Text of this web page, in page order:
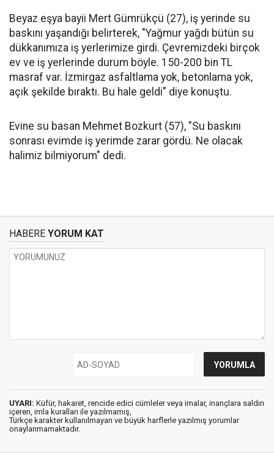
Beyaz eşya bayii Mert Gümrükçü (27), iş yerinde su
baskını yaşandığı belirterek, "Yağmur yağdı bütün su
dükkanımıza iş yerlerimize girdi. Çevremizdeki birçok
ev ve iş yerlerinde durum böyle. 150-200 bin TL
masraf var. İzmirgaz asfaltlama yok, betonlama yok,
açık şekilde bıraktı. Bu hale geldi" diye konuştu.
Evine su basan Mehmet Bozkurt (57), "Su baskını
sonrası evimde iş yerimde zarar gördü. Ne olacak
halimiz bilmiyorum" dedi.
HABERE YORUM KAT
UYARI: Küfür, hakaret, rencide edici cümleler veya imalar, inançlara saldırı
içeren, imla kuralları ile yazılmamış,
Türkçe karakter kullanılmayan ve büyük harflerle yazılmış yorumlar
onaylanmamaktadır.